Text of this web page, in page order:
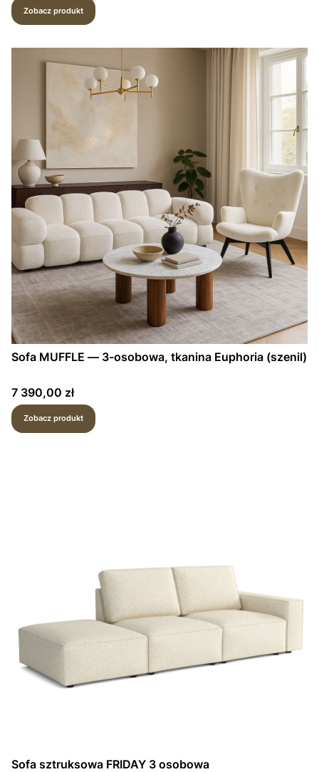
Zobacz produkt
Sofa MUFFLE — 3-osobowa, tkanina Euphoria (szenil)
Cena
7 390,00 zł
Zobacz produkt
Sofa sztruksowa FRIDAY 3 osobowa